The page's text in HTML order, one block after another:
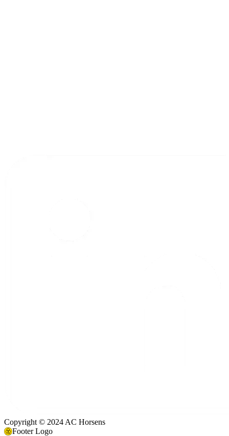
Copyright © 2024 AC Horsens
Footer Logo